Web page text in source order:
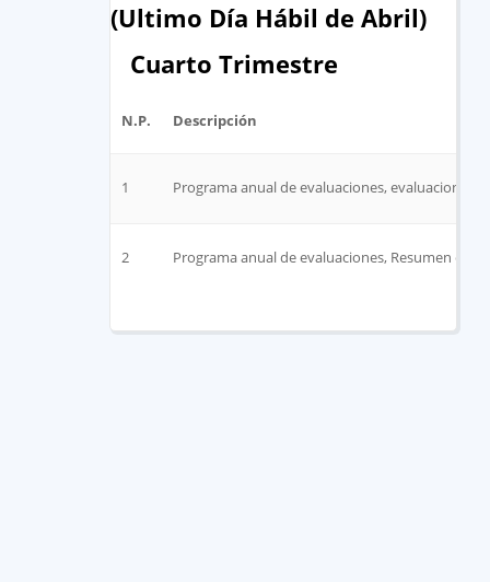
(Ultimo Día Hábil de Abril)
Cuarto Trimestre
N.P. Descripción
1 Programa anual de evaluaciones, evaluaciones
2 Programa anual de evaluaciones, Resumen